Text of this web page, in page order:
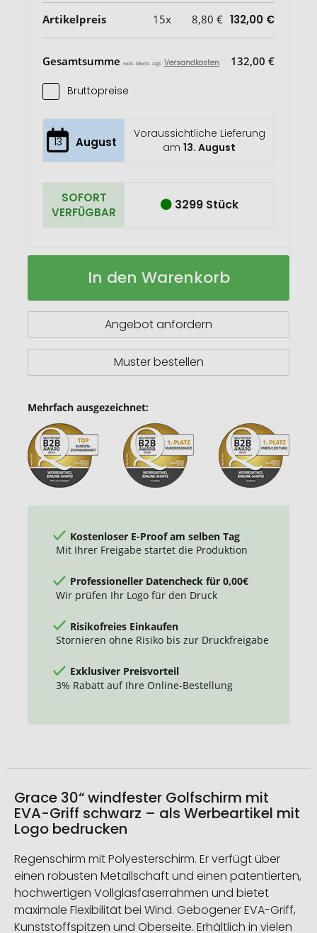
Artikelpreis 15x 8,80 € 132,00 €
Gesamtsumme exkl. MwSt. zzgl. Versandkosten 132,00 €
Bruttopreise
13 August
Voraussichtliche Lieferung
am13. August
SOFORT
VERFÜGBAR
3299 Stück
Grace
Golfschirm
Griff
Auf
In den Warenkorb
Angebot anfordern
Muster bestellen
Mehrfach ausgezeichnet:
Kostenloser E-Proof am selben Tag
Mit Ihrer Freigabe startet die Produktion
Professioneller Datencheck für 0,00€
Wir prüfen Ihr Logo für den Druck
Risikofreies Einkaufen
Stornieren ohne Risiko bis zur Druckfreigabe
Exklusiver Preisvorteil
3% Rabatt auf Ihre Online-Bestellung
Grace 30“ windfester Golfschirm mit
EVA-Griff schwarz – als Werbeartikel mit
Logo bedrucken
Regenschirm mit Polyesterschirm. Er verfügt über
einen robusten Metallschaft und einen patentierten,
hochwertigen Vollglasfaserrahmen und bietet
maximale Flexibilität bei Wind. Gebogener EVA-Griff,
Kunststoffspitzen und Oberseite. Erhältlich in vielen